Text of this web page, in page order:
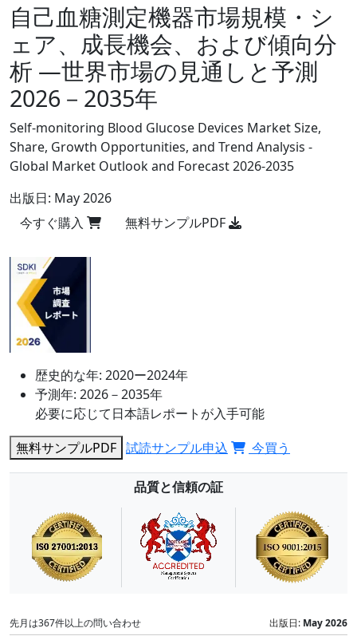
自己血糖測定機器市場規模・シ
ェア、成長機会、および傾向分
析 ―世界市場の見通しと予測
2026－2035年
Self-monitoring Blood Glucose Devices Market Size,
Share, Growth Opportunities, and Trend Analysis -
Global Market Outlook and Forecast 2026-2035
出版日: May 2026
今すぐ購入
無料サンプルPDF
歴史的な年: 2020ー2024年
予測年: 2026－2035年
必要に応じて日本語レポートが入手可能
無料サンプルPDF 試読サンプル申込 今買う
品質と信頼の証
先月は367件以上の問い合わせ 出版日: May 2026